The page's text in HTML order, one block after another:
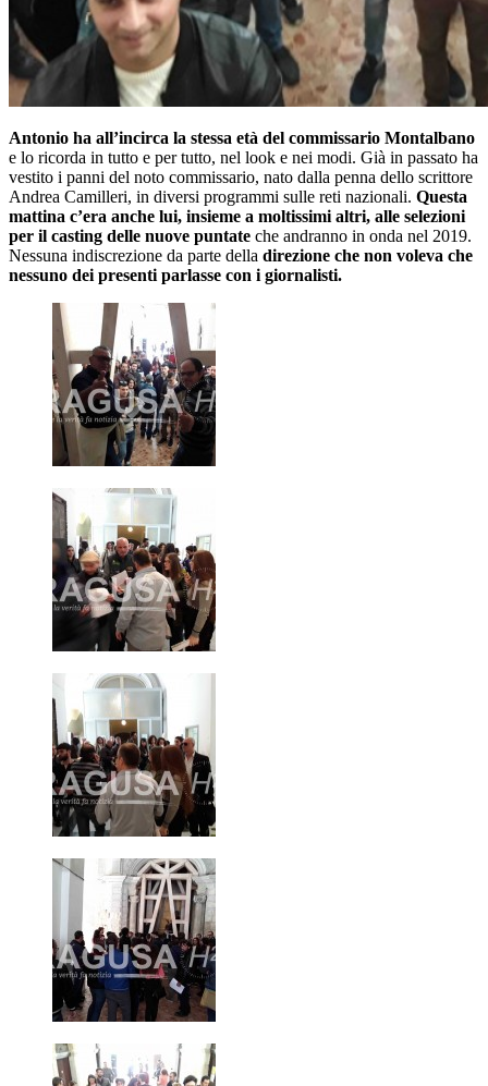
Antonio ha all’incirca la stessa età del commissario Montalbano
e lo ricorda in tutto e per tutto, nel look e nei modi. Già in passato ha
vestito i panni del noto commissario, nato dalla penna dello scrittore
Andrea Camilleri, in diversi programmi sulle reti nazionali. Questa
mattina c’era anche lui, insieme a moltissimi altri, alle selezioni
per il casting delle nuove puntate che andranno in onda nel 2019.
Nessuna indiscrezione da parte della direzione che non voleva che
nessuno dei presenti parlasse con i giornalisti.